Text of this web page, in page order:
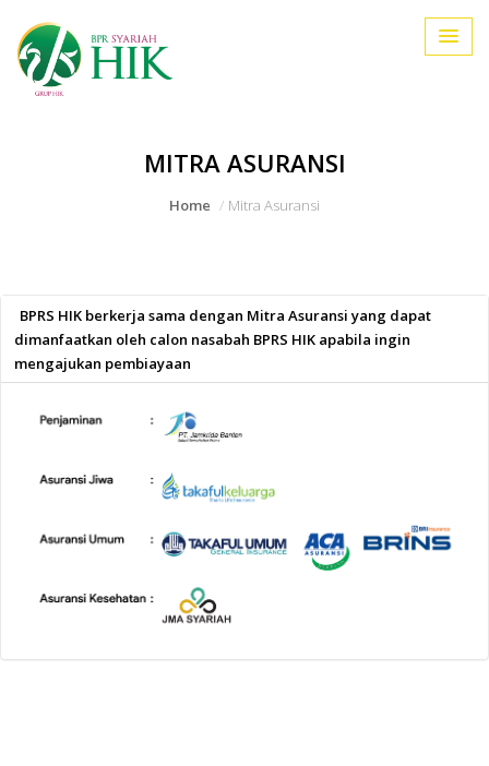
MITRA ASURANSI
Home Mitra Asuransi
BPRS HIK berkerja sama dengan Mitra Asuransi yang dapat
dimanfaatkan oleh calon nasabah BPRS HIK apabila ingin
mengajukan pembiayaan